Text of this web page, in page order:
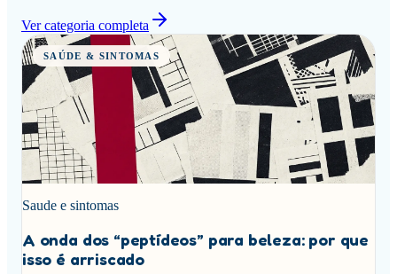
Ver categoria completa
SAÚDE & SINTOMAS
Saude e sintomas
A onda dos “peptídeos” para beleza: por que
isso é arriscado